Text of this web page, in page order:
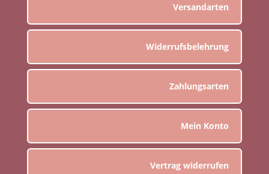
Versandarten
Widerrufsbelehrung
Zahlungsarten
Mein Konto
Vertrag widerrufen